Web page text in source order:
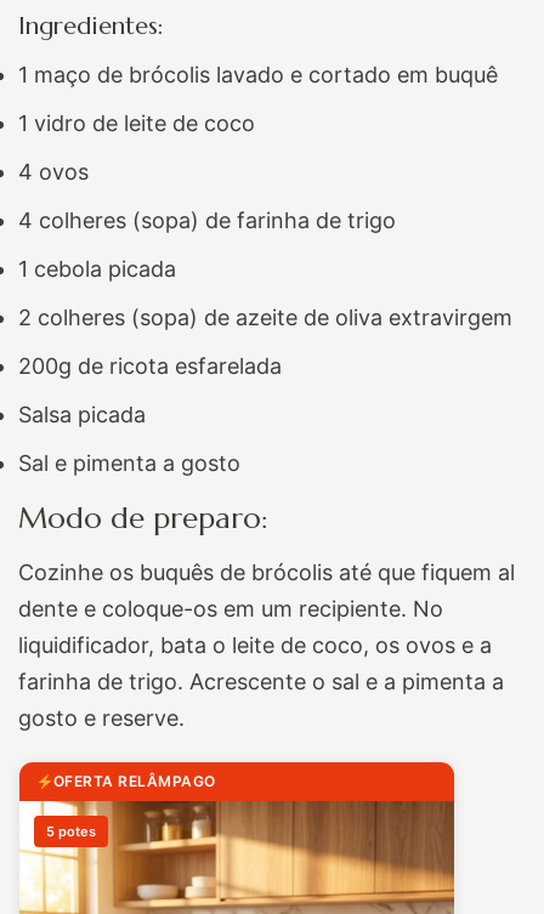
Ingredientes:
1 maço de brócolis lavado e cortado em buquê
1 vidro de leite de coco
4 ovos
4 colheres (sopa) de farinha de trigo
1 cebola picada
2 colheres (sopa) de azeite de oliva extravirgem
200g de ricota esfarelada
Salsa picada
Sal e pimenta a gosto
Modo de preparo:
Cozinhe os buquês de brócolis até que fiquem al
dente e coloque-os em um recipiente. No
liquidificador, bata o leite de coco, os ovos e a
farinha de trigo. Acrescente o sal e a pimenta a
gosto e reserve.
OFERTA RELÂMPAGO
5 potes